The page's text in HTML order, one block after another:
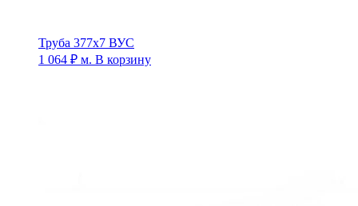
Труба 377х7 ВУС
1 064 ₽ м. В корзину